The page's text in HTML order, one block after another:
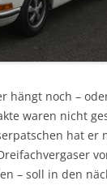
hängt noch –
waren nicht
hat er
– soll in den